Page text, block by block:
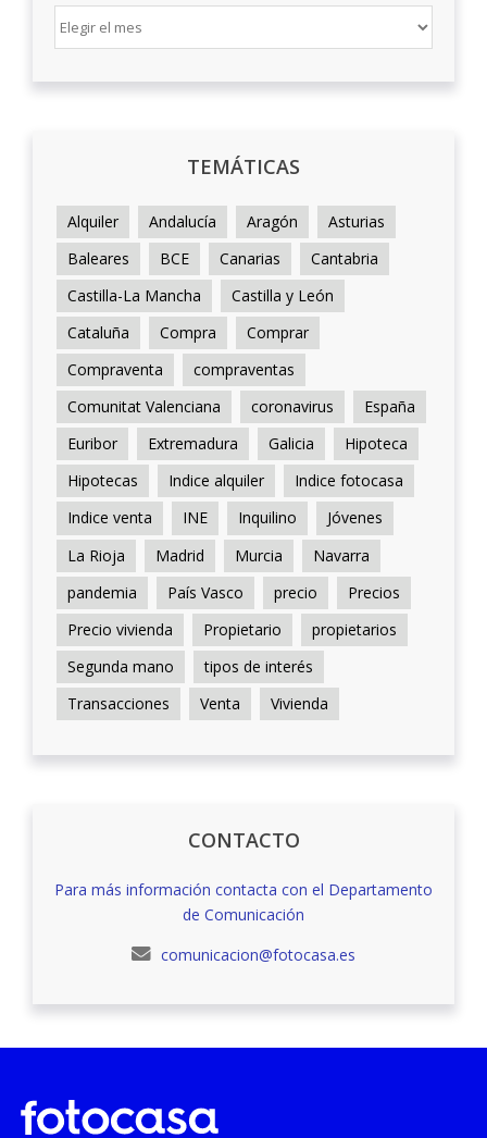
TEMÁTICAS
Alquiler Andalucía Aragón
Asturias
Baleares
BCE Canarias
Cantabria
Castilla-La Mancha
Castilla y León
Cataluña
Compra
Comprar
Compraventa
compraventas
Comunitat Valenciana
coronavirus
España
Euribor
Extremadura Galicia
Hipoteca
Hipotecas
Indice alquiler
Indice fotocasa
Indice venta
INE Inquilino
Jóvenes
La Rioja
Madrid Murcia
Navarra
pandemia
País Vasco precio
Precios
Precio vivienda
Propietario
propietarios
Segunda mano
tipos de interés
Transacciones
Venta Vivienda
CONTACTO
Para más información contacta con el Departamento
de Comunicación
comunicacion@fotocasa.es